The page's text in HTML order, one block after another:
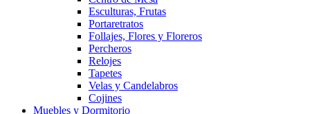
Esculturas, Frutas
Portaretratos
Follajes, Flores y Floreros
Percheros
Relojes
Tapetes
Velas y Candelabros
Cojines
Muebles y Dormitorio